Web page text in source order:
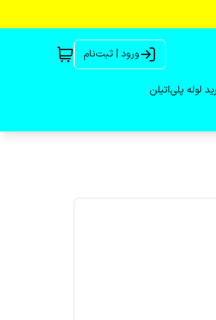
ورود | ثبت‌نام
لوله پلی‌اتیلن